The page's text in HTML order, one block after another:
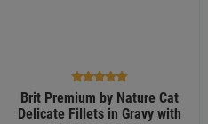
Brit Premium by Nature Cat
Delicate Fillets in Gravy with